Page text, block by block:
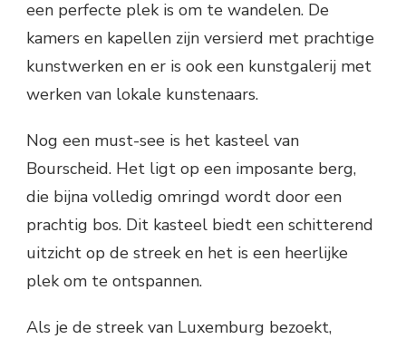
een perfecte plek is om te wandelen. De
kamers en kapellen zijn versierd met prachtige
kunstwerken en er is ook een kunstgalerij met
werken van lokale kunstenaars.
Nog een must-see is het kasteel van
Bourscheid. Het ligt op een imposante berg,
die bijna volledig omringd wordt door een
prachtig bos. Dit kasteel biedt een schitterend
uitzicht op de streek en het is een heerlijke
plek om te ontspannen.
Als je de streek van Luxemburg bezoekt,